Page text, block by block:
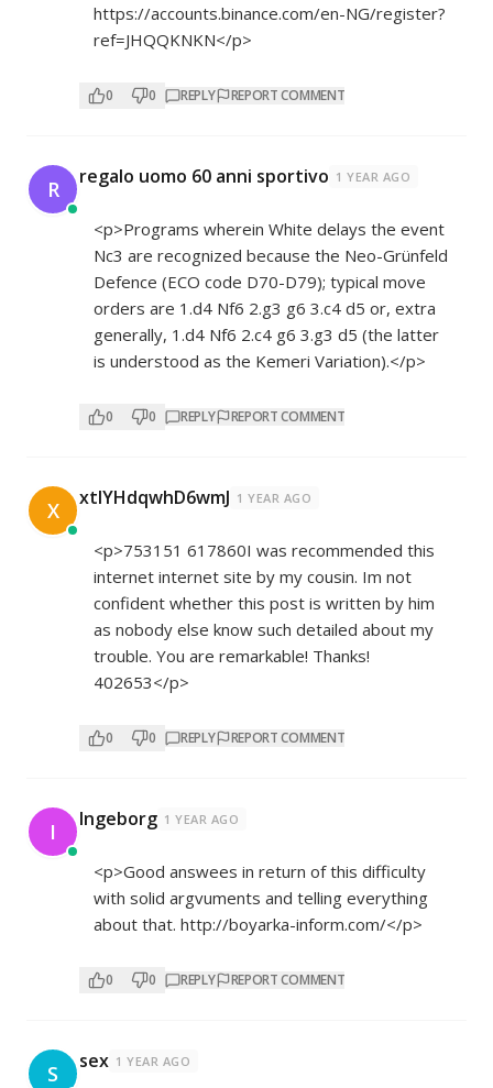
https://accounts.binance.com/en-NG/register?
ref=JHQQKNKN</p>
0 0 REPLY REPORT COMMENT
R regalo uomo 60 anni sportivo 1 YEAR AGO
<p>Programs wherein White delays the event
Nc3 are recognized because the Neo-Grünfeld
Defence (ECO code D70-D79); typical move
orders are 1.d4 Nf6 2.g3 g6 3.c4 d5 or, extra
generally, 1.d4 Nf6 2.c4 g6 3.g3 d5 (the latter
is understood as the Kemeri Variation).</p>
0 0 REPLY REPORT COMMENT
X xtlYHdqwhD6wmJ 1 YEAR AGO
<p>753151 617860I was recommended this
internet internet site by my cousin. Im not
confident whether this post is written by him
as nobody else know such detailed about my
trouble. You are remarkable! Thanks!
402653</p>
0 0 REPLY REPORT COMMENT
I Ingeborg 1 YEAR AGO
<p>Good answees in return of this difficulty
with solid argvuments and telling everything
about that. http://boyarka-inform.com/</p>
0 0 REPLY REPORT COMMENT
S sex 1 YEAR AGO